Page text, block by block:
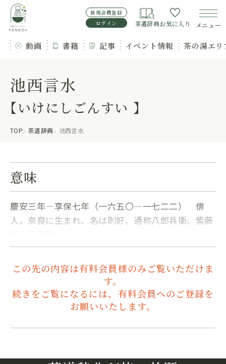
新規会員登録
ログイン
茶道辞典お気に入り メニュー
動画 書籍 記事 イベント情報 茶の湯エ
池西言水
【いけにしごんすい 】
TOP 茶道辞典 池西言水
意味
慶安三年―享保七年（一六五〇―一七二二） 俳
人。奈良に生まれ、名は則好、通称八郎兵衛、紫藤
この先の内容は有料会員様のみご覧いただけま
す。
続きをご覧になるには、有料会員へのご登録を
お願いいたします。